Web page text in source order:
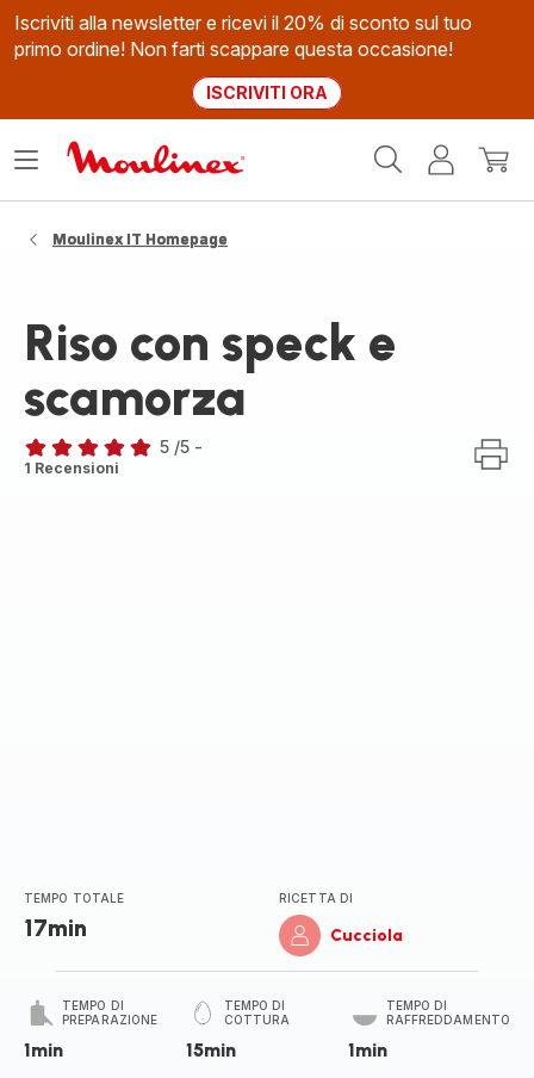
Iscriviti alla newsletter e ricevi il 20% di sconto sul tuo
primo ordine! Non farti scappare questa occasione!
ISCRIVITI ORA
Il
Apri
Moulinex IT Homepage
Riso con speck e
scamorza
Recensione
5 /5 -
1 Recensioni
TEMPO TOTALE
17min
RICETTA DI
Cucciola
TEMPO DI
PREPARAZIONE
1min
TEMPO DI
COTTURA
15min
TEMPO DI
RAFFREDDAMENTO
1min